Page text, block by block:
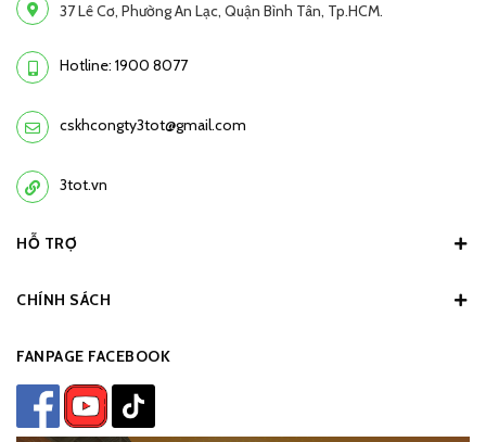
37 Lê Cơ, Phường An Lạc, Quận Bình Tân, Tp.HCM.
Hotline: 1900 8077
cskhcongty3tot@gmail.com
3tot.vn
HỖ TRỢ
CHÍNH SÁCH
FANPAGE FACEBOOK